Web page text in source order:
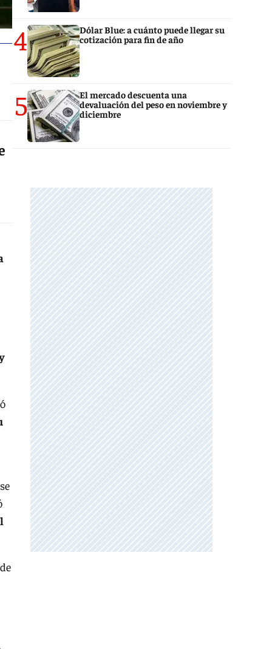
4
Dólar Blue: a cuánto puede llegar su
cotización para fin de año
5
El mercado descuenta una
devaluación del peso en noviembre y
diciembre